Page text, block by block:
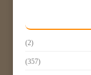
(2)
(357)